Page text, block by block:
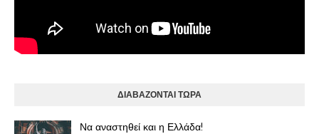
ΔΙΑΒΑΖΟΝΤΑΙ ΤΩΡΑ
Να αναστηθεί και η Ελλάδα!